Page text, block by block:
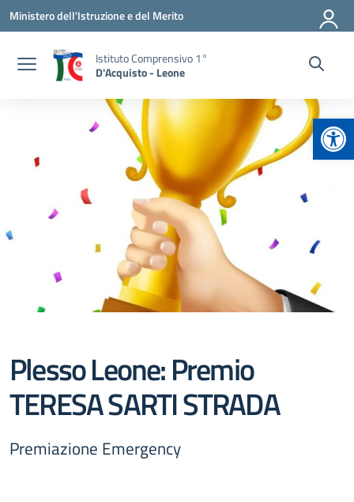
Vai ai contenuti
Vai al menu di navigazione
Vai al footer
Ministero dell'Istruzione e del Merito
Istituto Comprensivo 1°
D'Acquisto - Leone
Plesso Leone: Premio
TERESA SARTI STRADA
Premiazione Emergency